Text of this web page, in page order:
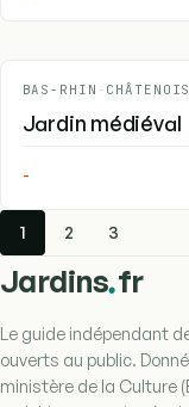
BAS-RHIN - CHÂTENOIS
Jardin médiéval
-
1 2 3
Jardins.fr
Le guide indépendant
ouverts au public.
ministère de la Culture